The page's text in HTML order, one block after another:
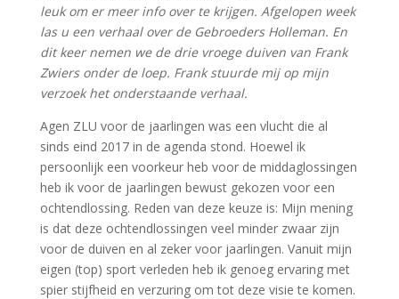
leuk om er meer info over te krijgen. Afgelopen week
las u een verhaal over de Gebroeders Holleman. En
dit keer nemen we de drie vroege duiven van Frank
Zwiers onder de loep. Frank stuurde mij op mijn
verzoek het onderstaande verhaal.
Agen ZLU voor de jaarlingen was een vlucht die al
sinds eind 2017 in de agenda stond. Hoewel ik
persoonlijk een voorkeur heb voor de middaglossingen
heb ik voor de jaarlingen bewust gekozen voor een
ochtendlossing. Reden van deze keuze is: Mijn mening
is dat deze ochtendlossingen veel minder zwaar zijn
voor de duiven en al zeker voor jaarlingen. Vanuit mijn
eigen (top) sport verleden heb ik genoeg ervaring met
spier stijfheid en verzuring om tot deze visie te komen.